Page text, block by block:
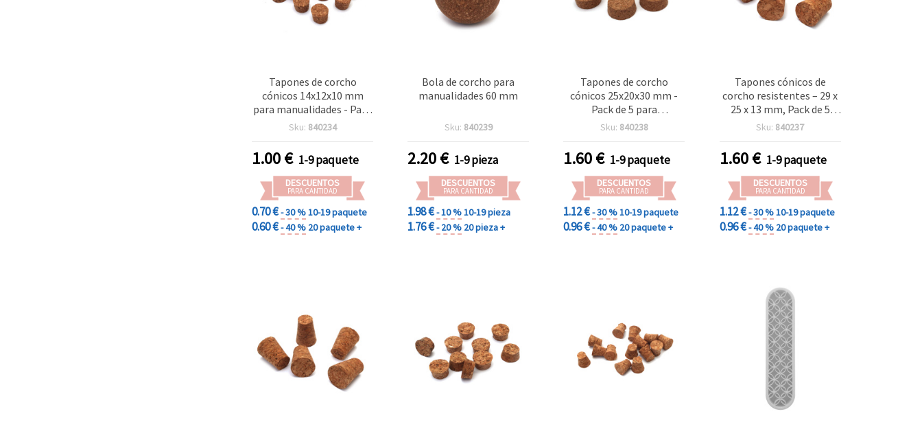
Tapones de corcho
cónicos 14x12x10 mm
para manualidades - Pack
de 10 unidades
Sku: 840234
1.00€ 1-9 paquete
DESCUENTOS
PARA CANTIDAD
0.70 €- 30 %10-19 paquete
0.60 €- 40 % 20 paquete +
Bola de corcho para
manualidades 60 mm
Sku: 840239
2.20€ 1-9 pieza
DESCUENTOS
PARA CANTIDAD
1.98 €- 10 %10-19 pieza
1.76 €- 20 % 20 pieza +
Tapones de corcho
cónicos 25x20x30 mm -
Pack de 5 para
manualidades
Sku: 840238
1.60€ 1-9 paquete
DESCUENTOS
PARA CANTIDAD
1.12 €- 30 %10-19 paquete
0.96 €- 40 % 20 paquete +
Tapones cónicos de
corcho resistentes – 29 x
25 x 13 mm, Pack de 5
para manualidades y
Sku: 840237
1.60€ 1-9 paquete
DESCUENTOS
PARA CANTIDAD
1.12 €- 30 %10-19 paquete
0.96 €- 40 % 20 paquete +